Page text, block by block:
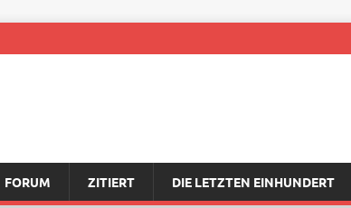
FORUM ZITIERT DIE LETZTEN EINHUNDERT